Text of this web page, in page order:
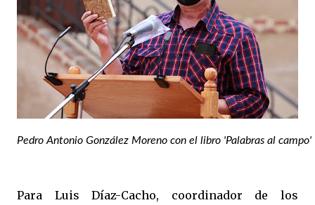
Pedro Antonio González Moreno con el libro 'Palabras al campo'
Para Luis Díaz-Cacho, coordinador de los